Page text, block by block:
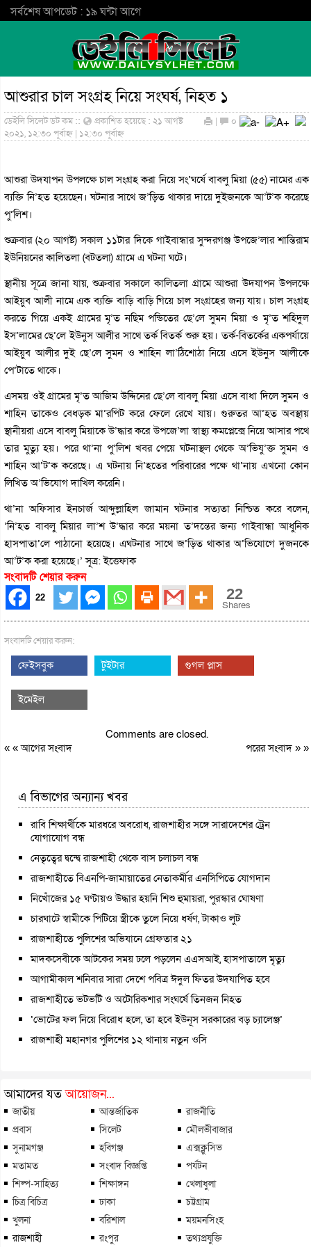
সর্বশেষ আপডেট : ১৯ ঘন্টা আগে
আশুরার চাল সংগ্রহ নিয়ে সংঘর্ষ, নিহত ১
ডেইলি সিলেট ডট কম ::
প্রকাশিত হয়েছে : ২১ আগষ্ট
২০২১, ১২:৩০ পূর্বাহ্ন | ১২:৩০ পূর্বাহ্ন
| ০
আশুরা উদযাপন উপলক্ষে চাল সংগ্রহ করা নিয়ে সং’ঘর্ষে বাবলু মিয়া (৫৫) নামের এক
ব্যক্তি নি’হত হয়েছেন। ঘটনার সাথে জ’ড়িত থাকার দায়ে দুইজনকে আ’ট’ক করেছে
পু’লিশ।
শুক্রবার (২০ আগষ্ট) সকাল ১১টার দিকে গাইবান্ধার সুন্দরগঞ্জ উপজে’লার শান্তিরাম
ইউনিয়নের কালিতলা (বটতলা) গ্রামে এ ঘটনা ঘটে।
স্থানীয় সূত্রে জানা যায়, শুক্রবার সকালে কালিতলা গ্রামে আশুরা উদযাপন উপলক্ষে
আইয়ুব আলী নামে এক ব্যক্তি বাড়ি বাড়ি গিয়ে চাল সংগ্রহের জন্য যায়। চাল সংগ্রহ
করতে গিয়ে একই গ্রামের মৃ’ত নছিম পন্ডিতের ছে’লে সুমন মিয়া ও মৃ’ত শহিদুল
ইস’লামের ছে’লে ইউনুস আলীর সাথে তর্ক বিতর্ক শুরু হয়। তর্ক-বিতর্কের একপর্যায়ে
আইয়ুব আলীর দুই ছে’লে সুমন ও শাহিন লা’ঠিশোঠা নিয়ে এসে ইউনুস আলীকে
পে’টাতে থাকে।
এসময় ওই গ্রামের মৃ’ত আজিম উদ্দিনের ছে’লে বাবলু মিয়া এসে বাধা দিলে সুমন ও
শাহিন তাকেও বেধড়ক মা’রপিট করে ফেলে রেখে যায়। গুরুতর আ’হত অবস্থায়
স্থানীয়রা এসে বাবলু মিয়াকে উ’দ্ধার করে উপজে’লা স্বাস্থ্য কমপ্লেক্সে নিয়ে আসার পথে
তার মুত্যু হয়। পরে থা’না পু’লিশ খবর পেয়ে ঘটনাস্থল থেকে অ’ভিযু’ক্ত সুমন ও
শাহিন আ’ট’ক করেছে। এ ঘটনায় নি’হতের পরিবারের পক্ষে থা’নায় এখনো কোন
লিখিত অ’ভিযোগ দাখিল করেনি।
থা’না অফিসার ইনচার্জ আব্দুল্লাহিল জামান ঘটনার সত্যতা নিশ্চিত করে বলেন,
‘নি’হত বাবলু মিয়ার লা’শ উ’দ্ধার করে ময়না ত’দন্তের জন্য গাইবান্ধা আধুনিক
হাসপাতা’লে পাঠানো হয়েছে। এঘটনার সাথে জ’ড়িত থাকার অ’ভিযোগে দুজনকে
আ’ট’ক করা হয়েছে।’ সূত্র: ইত্তেফাক
সংবাদটি শেয়ার করুন
22 22
Shares
সংবাদটি শেয়ার করুন:
ফেইসবুক টুইটার গুগল প্লাস
ইমেইল
Comments are closed.
« «আগের সংবাদ পরের সংবাদ» »
এ বিভাগের অন্যান্য খবর
রাবি শিক্ষার্থীকে মারধরে অবরোধ, রাজশাহীর সঙ্গে সারাদেশের ট্রেন
যোগাযোগ বন্ধ
নেতৃত্বের দ্বন্দ্বে রাজশাহী থেকে বাস চলাচল বন্ধ
রাজশাহীতে বিএনপি-জামায়াতের নেতাকর্মীর এনসিপিতে যোগদান
নিখোঁজের ১৫ ঘণ্টায়ও উদ্ধার হয়নি শিশু হুমায়রা, পুরস্কার ঘোষণা
চারঘাটে স্বামীকে পিটিয়ে স্ত্রীকে তুলে নিয়ে ধর্ষণ, টাকাও লুট
রাজশাহীতে পুলিশের অভিযানে গ্রেফতার ২১
মাদকসেবীকে আটকের সময় ঢলে পড়লেন এএসআই, হাসপাতালে মৃত্যু
আগামীকাল শনিবার সারা দেশে পবিত্র ঈদুল ফিতর উদযাপিত হবে
রাজশাহীতে ভটভটি ও অটোরিকশার সংঘর্ষে তিনজন নিহত
‘ভোটের ফল নিয়ে বিরোধ হলে, তা হবে ইউনূস সরকারের বড় চ্যালেঞ্জ’
রাজশাহী মহানগর পুলিশের ১২ থানায় নতুন ওসি
আমাদের যতআয়োজন...
জাতীয় আন্তর্জাতিক
রাজনীতি
প্রবাস
সিলেট
মৌলভীবাজার
সুনামগঞ্জ
হবিগঞ্জ
এক্সক্লুসিভ
মতামত
সংবাদ বিজ্ঞপ্তি
পর্যটন
শিল্প-সাহিত্য
শিক্ষাঙ্গন
খেলাধুলা
চিত্র বিচিত্র
ঢাকা
চট্টগ্রাম
খুলনা
বরিশাল
ময়মনসিংহ
রাজশাহী
রংপুর তথ্যপ্রযুক্তি